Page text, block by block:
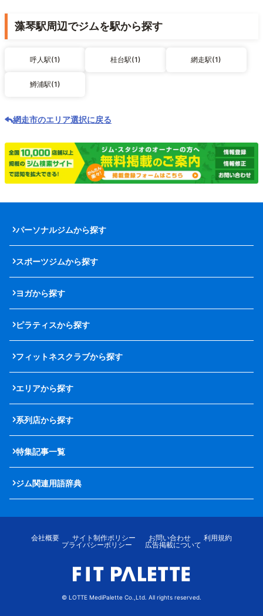
藻琴駅周辺でジムを駅から探す
呼人駅(1) 桂台駅(1) 網走駅(1)
鱒浦駅(1)
網走市のエリア選択に戻る
パーソナルジムから探す
スポーツジムから探す
ヨガから探す
ピラティスから探す
フィットネスクラブから探す
エリアから探す
系列店から探す
特集記事一覧
ジム関連用語辞典
会社概要 サイト制作ポリシー お問い合わせ
利用規約
プライバシーポリシー
広告掲載について
© LOTTE MediPalette Co.,Ltd. All rights reserved.